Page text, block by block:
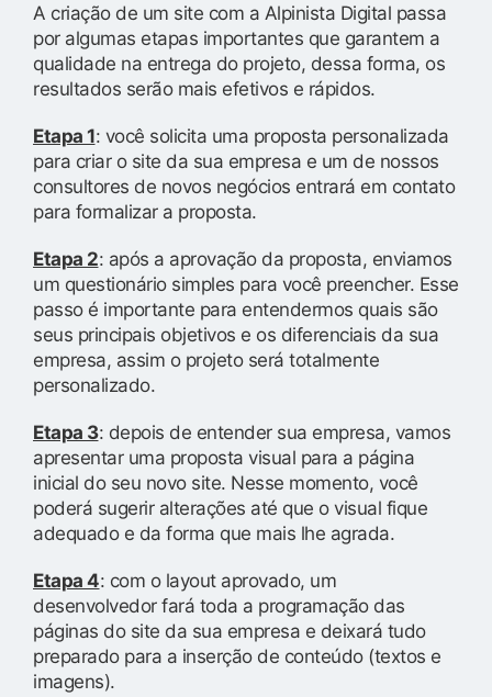
A criação de um site com a Alpinista Digital passa
por algumas etapas importantes que garantem a
qualidade na entrega do projeto, dessa forma, os
resultados serão mais efetivos e rápidos.
Etapa 1: você solicita uma proposta personalizada
para criar o site da sua empresa e um de nossos
consultores de novos negócios entrará em contato
para formalizar a proposta.
Etapa 2: após a aprovação da proposta, enviamos
um questionário simples para você preencher. Esse
passo é importante para entendermos quais são
seus principais objetivos e os diferenciais da sua
empresa, assim o projeto será totalmente
personalizado.
Etapa 3: depois de entender sua empresa, vamos
apresentar uma proposta visual para a página
inicial do seu novo site. Nesse momento, você
poderá sugerir alterações até que o visual fique
adequado e da forma que mais lhe agrada.
Etapa 4: com o layout aprovado, um
desenvolvedor fará toda a programação das
páginas do site da sua empresa e deixará tudo
preparado para a inserção de conteúdo (textos e
imagens).